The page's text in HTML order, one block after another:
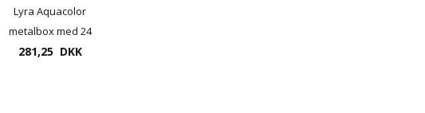
Lyra Aquacolor
metalbox med 24
farver
281,25 DKK